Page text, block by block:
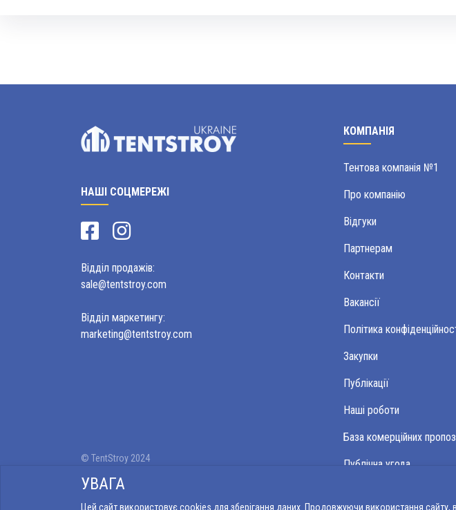
НАШІ СОЦМЕРЕЖІ
Відділ продажів:
sale@tentstroy.com
Відділ маркетингу:
marketing@tentstroy.com
© TentStroy 2024
Розробка:
КОМПАНІЯ
Тентова компанія №1
Про компанію
Відгуки
Партнерам
Контакти
Вакансії
Політика
Закупки
Публікації
Наші роботи
База комерційних
Публічна угода
УВАГА
Цей сайт використовує cookies для зберігання даних. Продовжуючи використання сайту,